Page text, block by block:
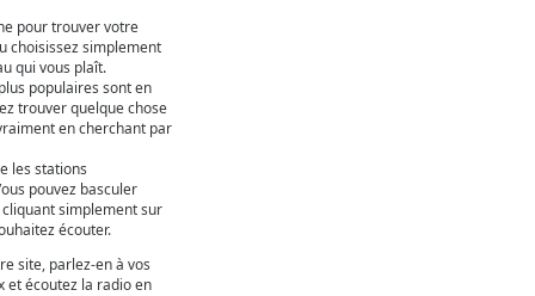
pour trouver votre
choisissez simplement
qui vous plaît.
populaires sont en
trouver quelque chose
en cherchant par
les stations
pouvez basculer
simplement sur
écouter.
site, parlez-en à vos
et écoutez la radio en